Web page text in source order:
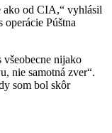
ako od CIA,“ vyhlásil
Púštna
všeobecne nijako
nie samotná zver“.
som bol skôr